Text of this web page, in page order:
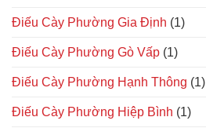
Điếu Cày Phường Gia Định (1)
Điếu Cày Phường Gò Vấp (1)
Điếu Cày Phường Hạnh Thông (1)
Điếu Cày Phường Hiệp Bình (1)